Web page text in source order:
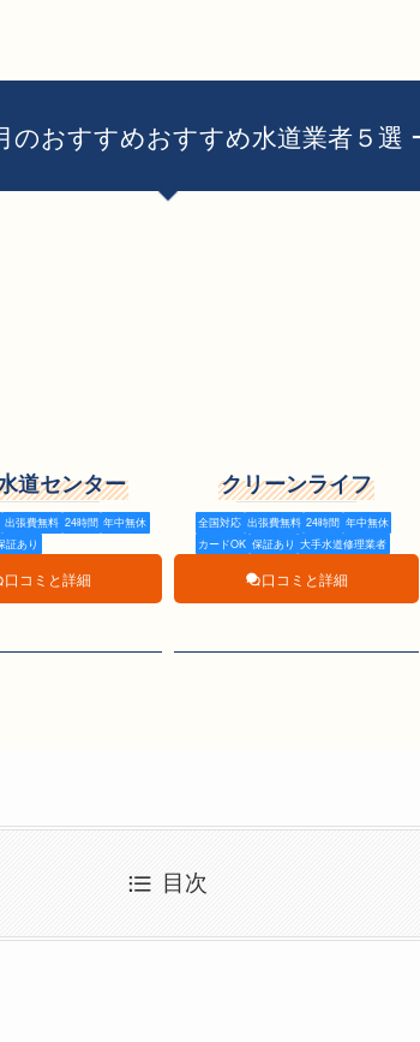
のおすすめおすすめ水道業者５選
道センター
出張費無料 24時間 年中無休
証あり
口コミと詳細
クリーンライフ
全国対応 出張費無料 24時間 年中無休
カードOK 保証あり 大手水道修理業者
口コミと詳細
目次